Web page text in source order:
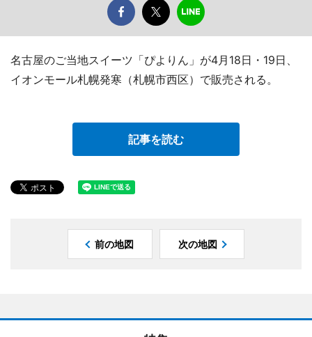
名古屋のご当地スイーツ「ぴよりん」が4月18日・19日、
イオンモール札幌発寒（札幌市西区）で販売される。
記事を読む
前の地図 次の地図